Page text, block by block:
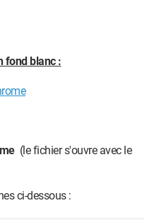
fond blanc :
(le fichier s'ouvre avec le
ci-dessous :